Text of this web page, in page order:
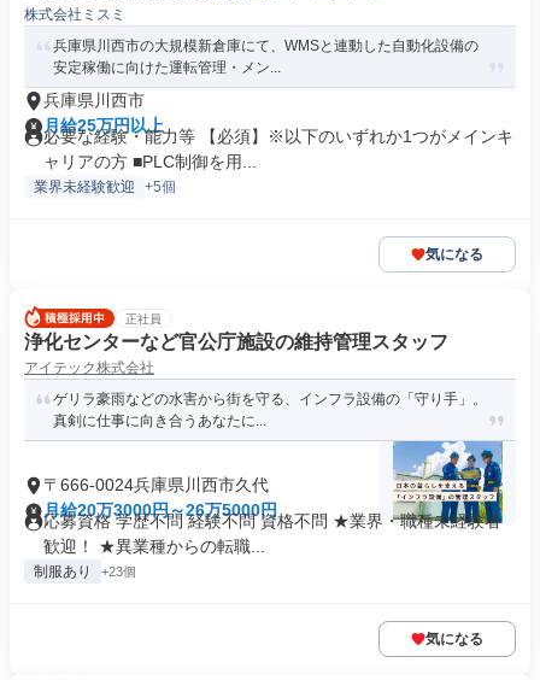
株式会社ミスミ
兵庫県川西市の大規模新倉庫にて、WMSと連動した自動化設備の
安定稼働に向けた運転管理・メン...
兵庫県川西市
月給25万円以上
必要な経験・能力等 【必須】※以下のいずれか1つがメインキ
ャリアの方 ■PLC制御を用...
業界未経験歓迎 +5個
気になる
正社員
浄化センターなど官公庁施設の維持管理スタッフ
アイテック株式会社
ゲリラ豪雨などの水害から街を守る、インフラ設備の「守り手」。
真剣に仕事に向き合うあなたに...
〒666-0024兵庫県川西市久代
月給20万3000円～26万5000円
応募資格 学歴不問 経験不問 資格不問 ★業界・職種未経験者
歓迎！ ★異業種からの転職...
制服あり +23個
気になる